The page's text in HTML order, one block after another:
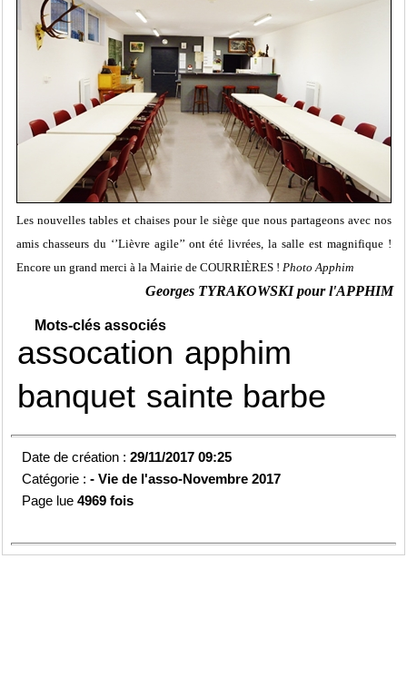
Les nouvelles tables et chaises pour le siège que nous partageons avec nos
amis chasseurs du ‘’Lièvre agile’’ ont été livrées, la salle est magnifique !
Encore un grand merci à la Mairie de COURRIÈRES ! Photo Apphim
Georges TYRAKOWSKI pour l'APPHIM
Mots-clés associés
assocation apphim
banquet sainte barbe
Date de création :29/11/2017 09:25
Catégorie :-Vie de l'asso-Novembre 2017
Page lue4969 fois